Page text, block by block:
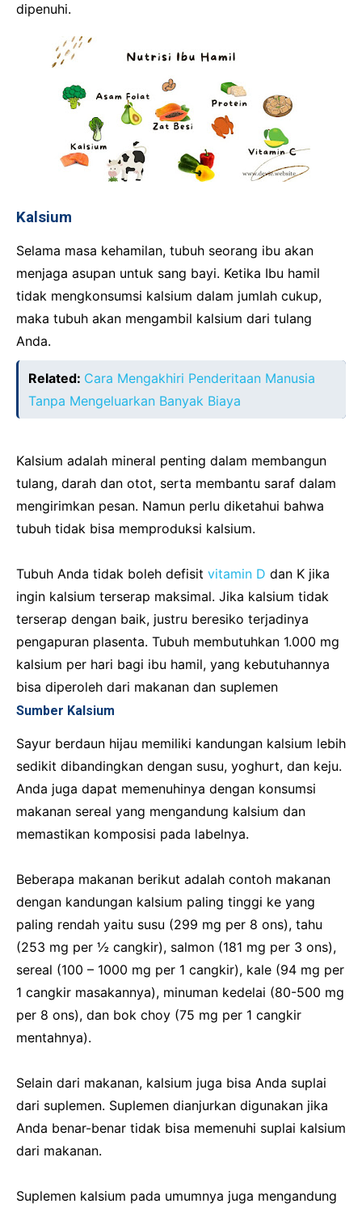
dipenuhi.
Kalsium
Selama masa kehamilan, tubuh seorang ibu akan
menjaga asupan untuk sang bayi. Ketika Ibu hamil
tidak mengkonsumsi kalsium dalam jumlah cukup,
maka tubuh akan mengambil kalsium dari tulang
Anda.
Related: Cara Mengakhiri Penderitaan Manusia
Tanpa Mengeluarkan Banyak Biaya
Kalsium adalah mineral penting dalam membangun
tulang, darah dan otot, serta membantu saraf dalam
mengirimkan pesan. Namun perlu diketahui bahwa
tubuh tidak bisa memproduksi kalsium.
Tubuh Anda tidak boleh defisit vitamin D dan K jika
ingin kalsium terserap maksimal. Jika kalsium tidak
terserap dengan baik, justru beresiko terjadinya
pengapuran plasenta. Tubuh membutuhkan 1.000 mg
kalsium per hari bagi ibu hamil, yang kebutuhannya
bisa diperoleh dari makanan dan suplemen
Sumber Kalsium
Sayur berdaun hijau memiliki kandungan kalsium lebih
sedikit dibandingkan dengan susu, yoghurt, dan keju.
Anda juga dapat memenuhinya dengan konsumsi
makanan sereal yang mengandung kalsium dan
memastikan komposisi pada labelnya.
Beberapa makanan berikut adalah contoh makanan
dengan kandungan kalsium paling tinggi ke yang
paling rendah yaitu susu (299 mg per 8 ons), tahu
(253 mg per ½ cangkir), salmon (181 mg per 3 ons),
sereal (100 – 1000 mg per 1 cangkir), kale (94 mg per
1 cangkir masakannya), minuman kedelai (80-500 mg
per 8 ons), dan bok choy (75 mg per 1 cangkir
mentahnya).
Selain dari makanan, kalsium juga bisa Anda suplai
dari suplemen. Suplemen dianjurkan digunakan jika
Anda benar-benar tidak bisa memenuhi suplai kalsium
dari makanan.
Suplemen kalsium pada umumnya juga mengandung